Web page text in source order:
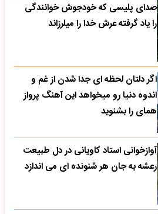
صدای پلیسی که خودجوش خوانندگی
را یاد گرفته عرش خدا را میلرزاند
اگر دلتان لحظه ای جدا شدن از غم و
اندوه دنیا رو میخواهد این آهنگ پرواز
همای را بشنوید
آوازخوانی استاد کاویانی در دل طبیعت
رعشه به جان هر شنونده ای می اندازد